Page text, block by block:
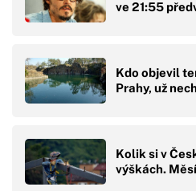
ve 21:55
Kdo objevil
Prahy, už
Kolik si v
výškách.